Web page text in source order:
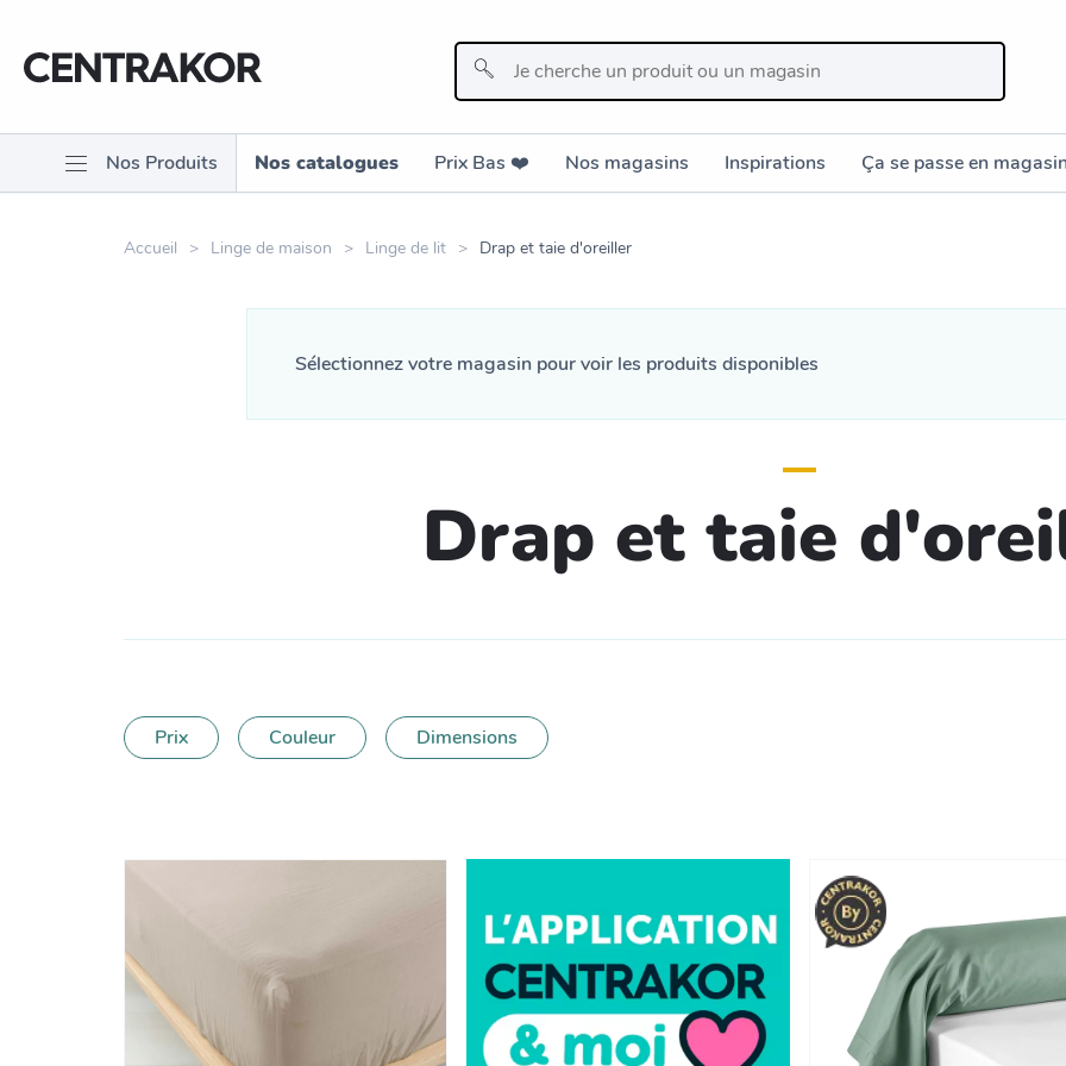
Nos Produits Nos catalogues Prix Bas ❤️️ Nos magasins Inspirations Ça se passe en
Accueil Linge de maison Linge de lit Drap et taie d'oreiller
Sélectionnez votre magasin pour voir les produits disponibles
Drap et taie
Prix Couleur Dimensions